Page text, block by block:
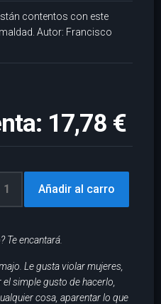
contentos con este
Autor: Francisco
17,78 €
Te encantará.
Le gusta violar mujeres,
simple gusto de hacerlo,
cosa, aparentar lo que